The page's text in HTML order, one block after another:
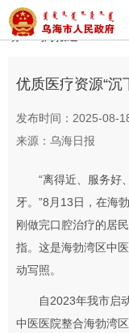
首页>资讯中心 > 专题
动>乌海报道
优质医疗资源“沉
发布时间：2025-08-
来源：乌海日报
“离得近、服务好
牙。”8月13日，在海
刚做完口腔治疗的居
指。这是海勃湾区中
动写照。
自2023年我市启
中医医院整合海勃湾